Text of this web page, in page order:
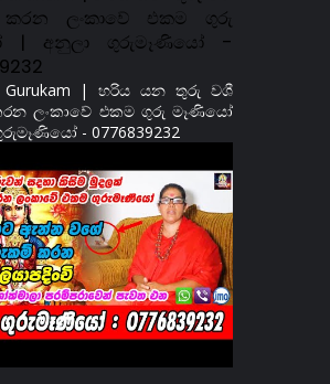
ලංකාවේ එකම ගුරු
| අනුලා ගුරුමෑණියෝ -
Gurukam | හරිය යන තුරු වශී
ලංකාවේ එකම ගුරු මෑණියෝ
- 0776839232